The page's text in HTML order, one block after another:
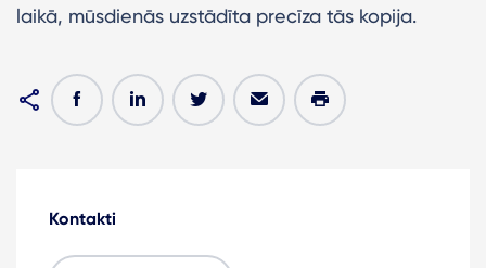
laikā, mūsdienās uzstādīta precīza tās kopija.
Kontakti